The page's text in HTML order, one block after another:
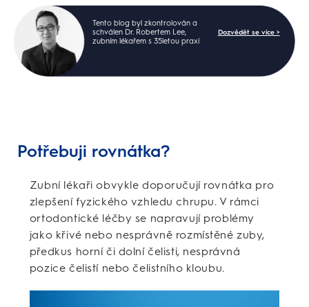
Tento blog byl zkontrolován a
schválen Dr. Robertem Lee,
zubním lékařem s 35letou praxí
Dozvědět se více >
Potřebuji rovnátka?
Zubní lékaři obvykle doporučují rovnátka pro
zlepšení fyzického vzhledu chrupu. V rámci
ortodontické léčby se napravují problémy
jako křivé nebo nesprávně rozmístěné zuby,
předkus horní či dolní čelisti, nesprávná
pozice čelistí nebo čelistního kloubu.